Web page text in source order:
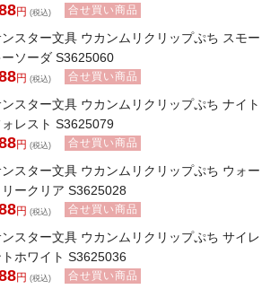
円 (税込) 合せ買い商品
スター文具 ウカンムリクリップぷち スモー
ーソーダ S3625060
円 (税込) 合せ買い商品
スター文具 ウカンムリクリップぷち ナイト
ォレスト S3625079
円 (税込) 合せ買い商品
スター文具 ウカンムリクリップぷち ウォー
リークリア S3625028
円 (税込) 合せ買い商品
スター文具 ウカンムリクリップぷち サイレ
トホワイト S3625036
円 (税込) 合せ買い商品